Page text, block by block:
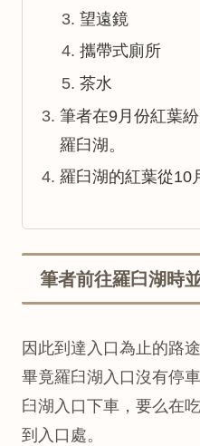
望遠鏡
攜帶式廁所
茶水
筆者在9月份紅葉
羅臼湖。
羅臼湖的紅葉從10
筆者前往羅臼湖時
因此到達入口為止的路
畢竟羅臼湖入口沒有停
臼湖入口下車，要么在
到入口處。